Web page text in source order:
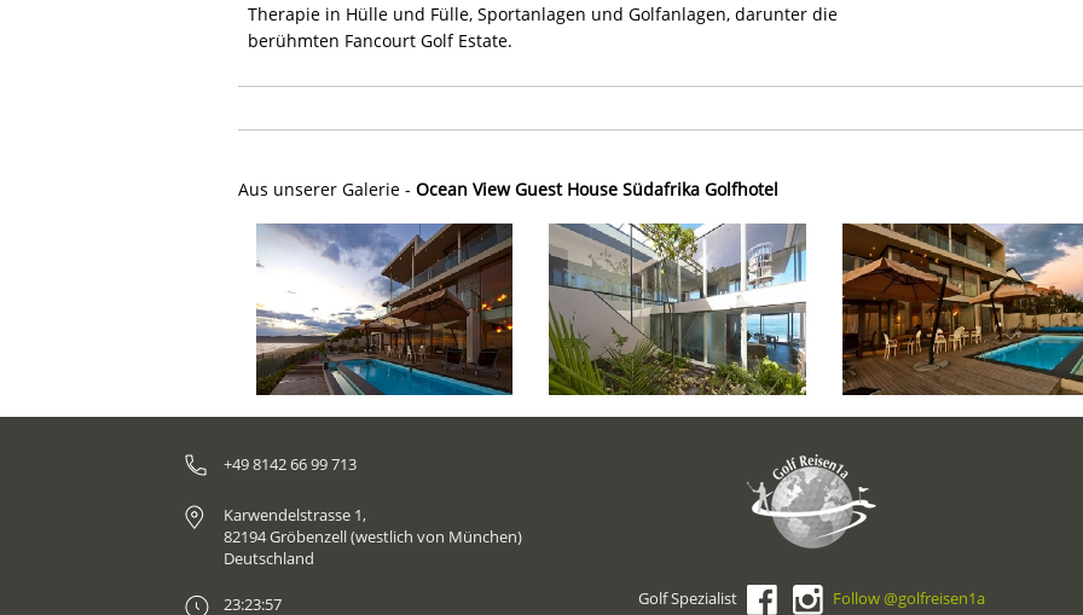
Therapie in Hülle und Fülle, Sportanlagen und Golfanlagen, darunter die
berühmten Fancourt Golf Estate.
Aus unserer Galerie - Ocean View Guest House Südafrika Golfhotel
+49 8142 66 99 713
Karwendelstrasse 1,
82194 Gröbenzell (westlich von München)
Deutschland
23:23:57 Golf Spezialist Follow @golfreisen1a